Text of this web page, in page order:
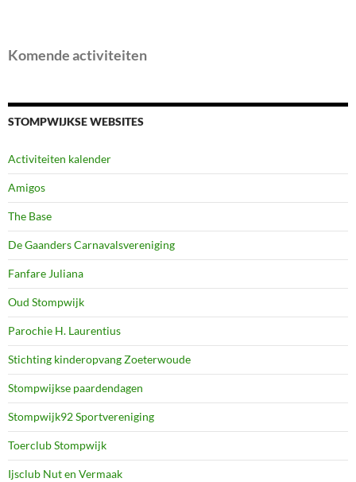
Komende activiteiten
STOMPWIJKSE WEBSITES
Activiteiten kalender
Amigos
The Base
De Gaanders Carnavalsvereniging
Fanfare Juliana
Oud Stompwijk
Parochie H. Laurentius
Stichting kinderopvang Zoeterwoude
Stompwijkse paardendagen
Stompwijk92 Sportvereniging
Toerclub Stompwijk
Ijsclub Nut en Vermaak